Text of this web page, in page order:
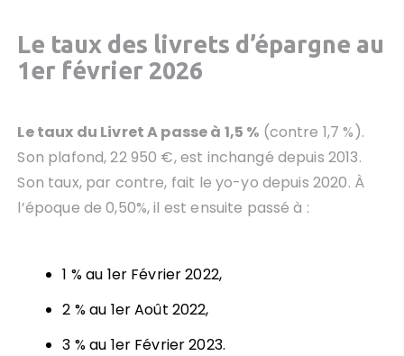
Le taux des livrets d’épargne au
1er février 2026
Le taux du Livret A passe à 1,5 % (contre 1,7 %).
Son plafond, 22 950 €, est inchangé depuis 2013.
Son taux, par contre, fait le yo-yo depuis 2020. À
l’époque de 0,50%, il est ensuite passé à :
1 % au 1er Février 2022,
2 % au 1er Août 2022,
3 % au 1er Février 2023.